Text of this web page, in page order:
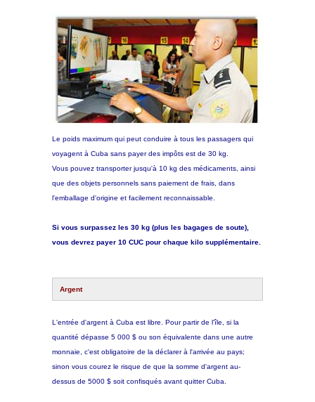
Pinar del Rio
Varadero
Cienfuegos
Trinidad
Autres villes
Le poids maximum qui peut conduire à tous les passagers qui
voyagent à Cuba sans payer des impôts est de 30 kg.
Vous pouvez transporter jusqu'à 10 kg des médicaments, ainsi
que des objets personnels sans paiement de frais, dans
l'emballage d'origine et facilement reconnaissable.
Si vous surpassez les 30 kg (plus les bagages de soute),
vous devrez payer 10 CUC pour chaque kilo supplémentaire.
Argent
L'entrée d'argent à Cuba est libre. Pour partir de l'île, si la
quantité dépasse 5 000 $ ou son équivalente dans une autre
monnaie, c'est obligatoire de la déclarer à l'arrivée au pays;
sinon vous courez le risque de que la somme d'argent au-
dessus de 5000 $ soit confisqués avant quitter Cuba.